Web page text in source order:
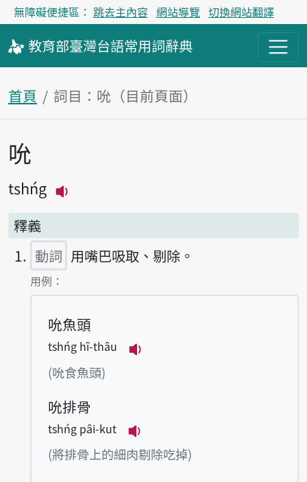
無障礙便捷區： 跳去主內容 網站導覽 切換網站翻譯
教育部臺灣台語常用詞辭典
首頁 詞目：吮（目前頁面）
主內容區塊
吮
tshńg
釋義
動詞 用嘴巴吸取、剔除。
第1項釋義的
用例：
吮魚頭
tshńg hî-thâu
(吮食魚頭)
吮排骨
tshńg pâi-kut
播放例句tshńg pâi-kut
(將排骨上的細肉剔除吃掉)